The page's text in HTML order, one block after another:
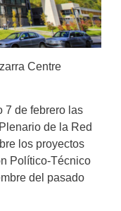
Centre
7 de febrero las
de la Red
los proyectos
Político-Técnico
del pasado